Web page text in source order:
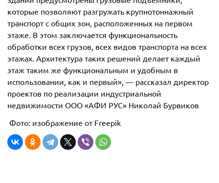
которые позволяют разгружать крупнотоннажный
транспорт с общих зон, расположенных на первом
этаже. В этом заключается функциональность
обработки всех грузов, всех видов транспорта на всех
этажах. Архитектура таких решений делает каждый
этаж таким же функциональным и удобным в
использовании, как и первый», — рассказал директор
проектов по реализации индустриальной
недвижимости ООО «АФИ РУС» Николай Бурвиков
Фото: изображение от Freepik